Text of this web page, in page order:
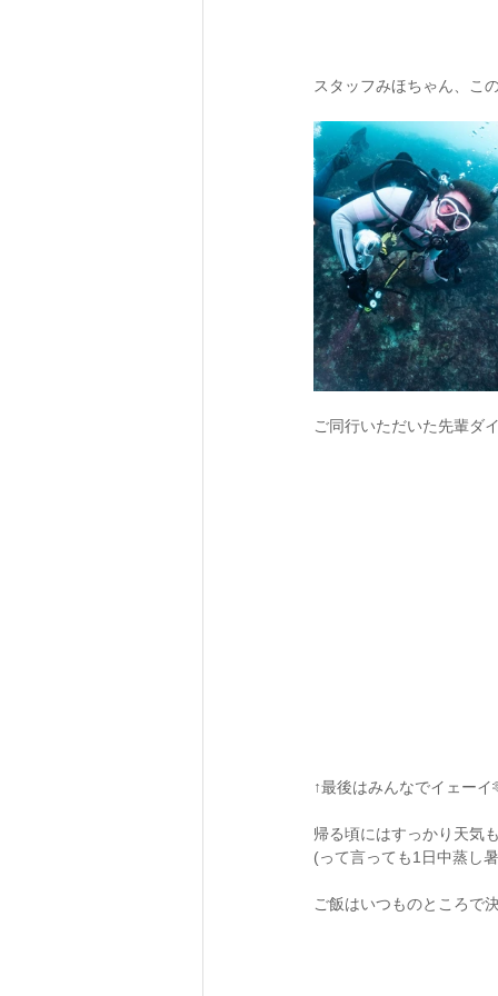
スタッフみほちゃん、こ
ご同行いただいた先輩ダ
↑最後はみんなでイェーイ
帰る頃にはすっかり天気
(って言っても1日中蒸し
ご飯はいつものところで